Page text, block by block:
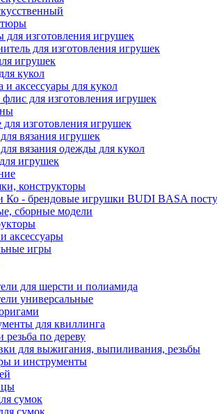
для изготовления игрушек
для изготовления игрушек
игрушек
кукол
и аксессуары для кукол
для изготовления игрушек
для изготовления игрушек
вязания игрушек
вязания одежды для кукол
игрушек
конструкторы
Ко - брендовые игрушки BUDI BASA
сборные модели
аксессуары
игры
для шерсти и полиамида
универсальные
для квиллинга
по дереву
для выжигания, выпиливания, резьбы
и инструменты
сумок
сумок